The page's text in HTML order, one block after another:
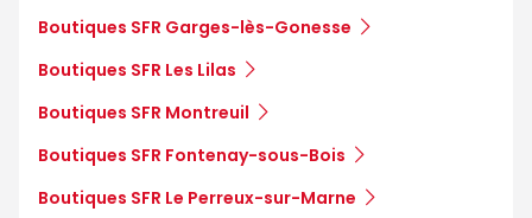
Boutiques SFR Garges-lès-Gonesse
Boutiques SFR Les Lilas
Boutiques SFR Montreuil
Boutiques SFR Fontenay-sous-Bois
Boutiques SFR Le Perreux-sur-Marne